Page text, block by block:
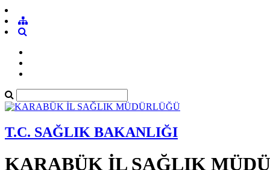
T.C. SAĞLIK BAKANLIĞI
KARABÜK İL SAĞLIK